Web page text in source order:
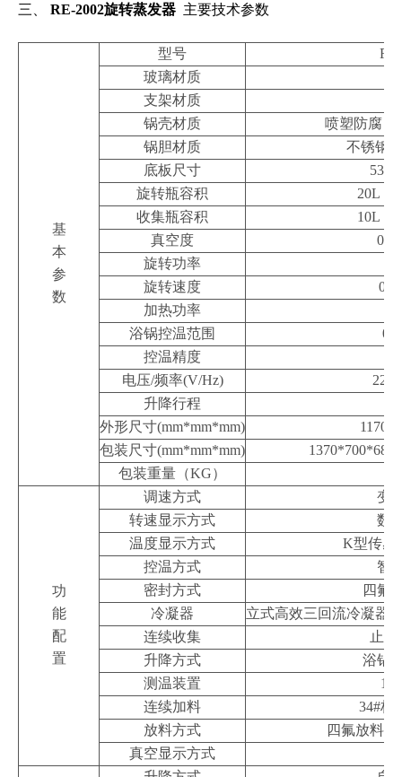
三、 RE-2002旋转蒸发器 主要技术参数
基
本
参
数
型号
玻璃材质
支架材质
锅壳材质
喷塑防腐
锅胆材质
不锈钢
底板尺寸
旋转瓶容积
20L
收集瓶容积
10L
真空度
旋转功率
旋转速度
0-
加热功率
浴锅控温范围
0-
控温精度
电压/频率(V/Hz)
升降行程
外形尺寸(mm*mm*mm)
包装尺寸(mm*mm*mm)
1370*700*680
包装重量（KG）
功
能
配
置
调速方式
变
转速显示方式
数
温度显示方式
K型传感
控温方式
智
密封方式
四氟
冷凝器
立式高效三回流冷凝器
连续收集
止
升降方式
浴锅
测温装置
19#
连续加料
34#标
放料方式
四氟放料
真空显示方式